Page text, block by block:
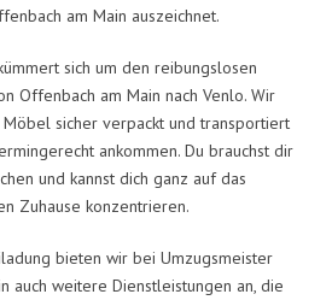
am Main auszeichnet.
sich um den reibungslosen
Offenbach am Main nach Venlo. Wir
sicher verpackt und transportiert
ankommen. Du brauchst dir
und kannst dich ganz auf das
Zuhause konzentrieren.
bieten wir bei Umzugsmeister
auch weitere Dienstleistungen an, die